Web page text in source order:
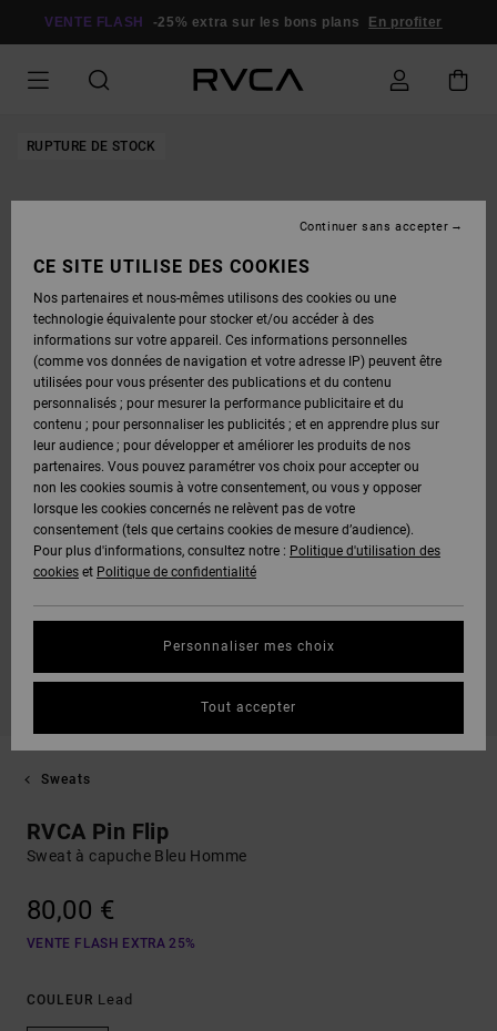
VENTE FLASH -25% extra sur les bons plans En profiter
RUPTURE DE STOCK
Sweats
RVCA Pin Flip
Sweat à capuche Bleu Homme
80,00 €
VENTE FLASH EXTRA 25%
COULEUR Lead
CE SITE UTILISE DES COOKIES
Nos partenaires et nous-mêmes utilisons des cookies ou une
technologie équivalente pour stocker et/ou accéder à des
informations sur votre appareil. Ces informations personnelles
(comme vos données de navigation et votre adresse IP) peuvent être
utilisées pour vous présenter des publications et du contenu
personnalisés ; pour mesurer la performance publicitaire et du
contenu ; pour personnaliser les publicités ; et en apprendre plus sur
leur audience ; pour développer et améliorer les produits de nos
partenaires. Vous pouvez paramétrer vos choix pour accepter ou
non les cookies soumis à votre consentement, ou vous y opposer
lorsque les cookies concernés ne relèvent pas de votre
consentement (tels que certains cookies de mesure d’audience).
Pour plus d'informations, consultez notre : Politique d'utilisation des
cookies et Politique de confidentialité
Personnaliser mes choix
Continuer sans accepter
Tout accepter